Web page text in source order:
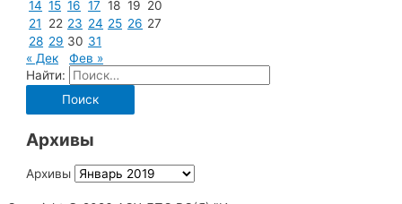
14 15 16 17 18 19 20
21
22 23 24 25 26 27
28 29 30 31
« Дек
Фев »
Найти:
Архивы
Архивы